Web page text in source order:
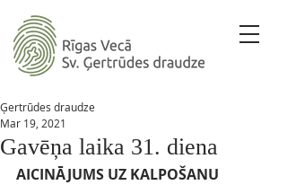
Gavēņa laika 31. diena
Ģertrūdes draudze
Mar 19, 2021
AICINĀJUMS UZ KALPOŠANU